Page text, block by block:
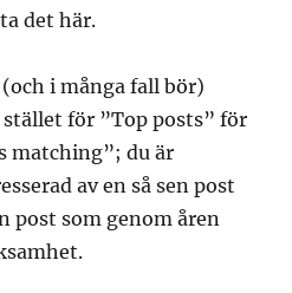
det här.
i många fall bör)
för ”Top posts” för
matching”; du är
av en så sen post
post som genom åren